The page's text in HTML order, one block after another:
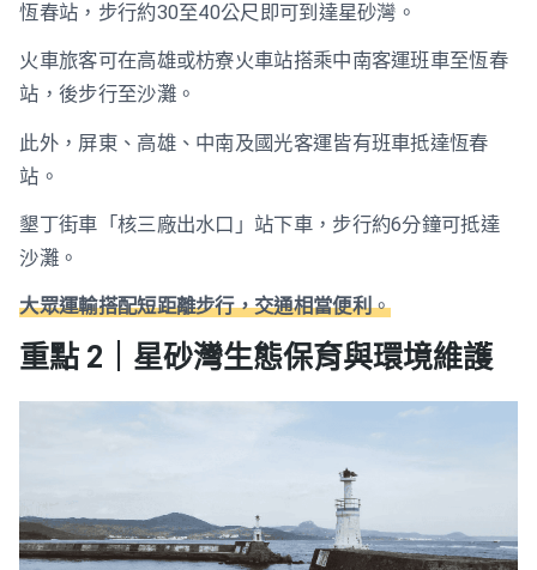
恆春站，步行約30至40公尺即可到達星砂灣。
火車旅客可在高雄或枋寮火車站搭乘中南客運班車至恆春
站，後步行至沙灘。
此外，屏東、高雄、中南及國光客運皆有班車抵達恆春
站。
墾丁街車「核三廠出水口」站下車，步行約6分鐘可抵達
沙灘。
大眾運輸搭配短距離步行，交通相當便利。
重點 2｜星砂灣生態保育與環境維護